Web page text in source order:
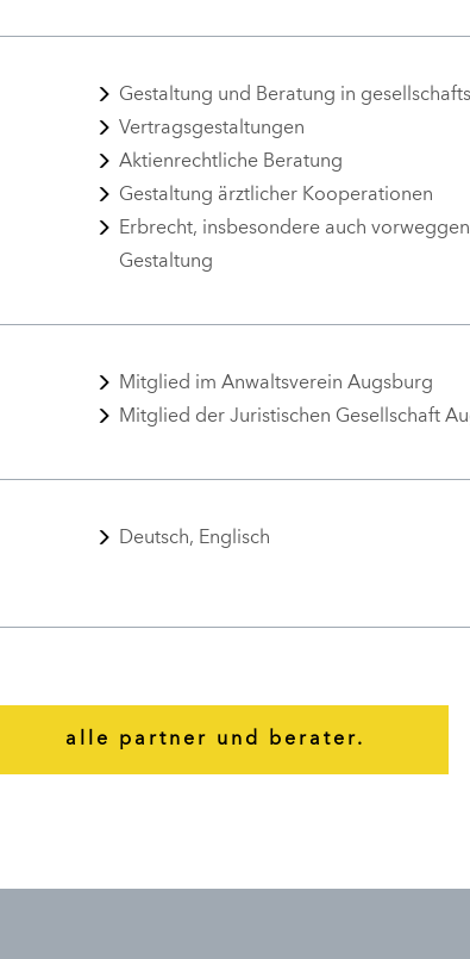
Gestaltung und Beratung in
Vertragsgestaltungen
Aktienrechtliche Beratung
Gestaltung ärztlicher Kooperationen
Erbrecht, insbesondere auch
Gestaltung
Mitglied im Anwaltsverein Augsburg
Mitglied der Juristischen Gesellschaft
Deutsch, Englisch
alle partner und berater.